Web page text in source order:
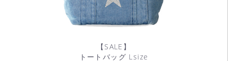
【SALE】
トートバッグ Lsize